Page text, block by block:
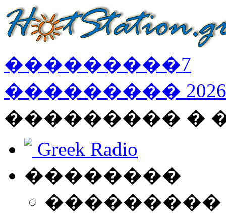
���������7
��������� 2026
��������� �
Greek Radio
��������